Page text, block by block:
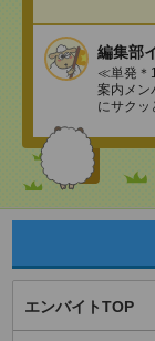
編集部
≪単発＊
案内メン
にサクッ
エンバイトTOP